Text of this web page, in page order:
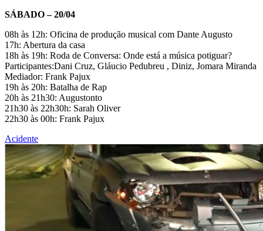
SÁBADO – 20/04
08h às 12h: Oficina de produção musical com Dante Augusto
17h: Abertura da casa
18h às 19h: Roda de Conversa: Onde está a música potiguar?
Participantes:Dani Cruz, Gláucio Pedubreu , Diniz, Jomara Miranda
Mediador: Frank Pajux
19h às 20h: Batalha de Rap
20h às 21h30: Augustonto
21h30 às 22h30h: Sarah Oliver
22h30 às 00h: Frank Pajux
Acidente